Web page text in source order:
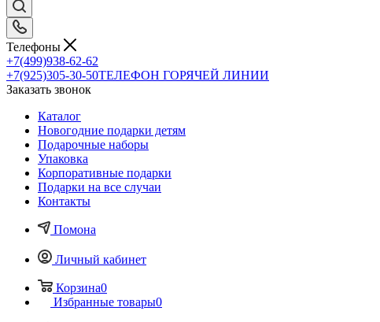
Телефоны
+7(499)938-62-62
+7(925)305-30-50ТЕЛЕФОН ГОРЯЧЕЙ ЛИНИИ
Заказать звонок
Каталог
Новогодние подарки детям
Подарочные наборы
Упаковка
Корпоративные подарки
Подарки на все случаи
Контакты
Помона
Личный кабинет
Корзина0
Избранные товары0